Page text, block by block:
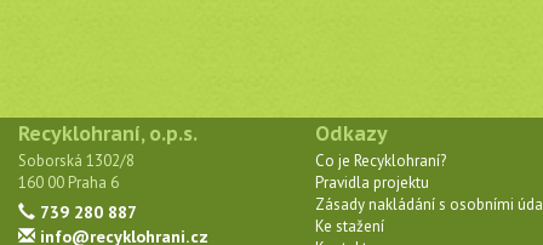
Recyklohraní, o.p.s.
Soborská 1302/8
160 00 Praha 6
739 280 887
info@recyklohrani.cz
Odkazy
Co je Recyklohraní?
Pravidla projektu
Zásady nakládání s osobními
Ke stažení